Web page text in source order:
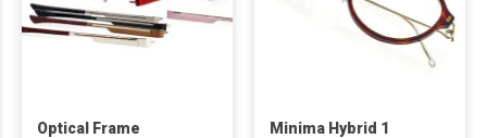
Optical Frame Minima Hybrid 1